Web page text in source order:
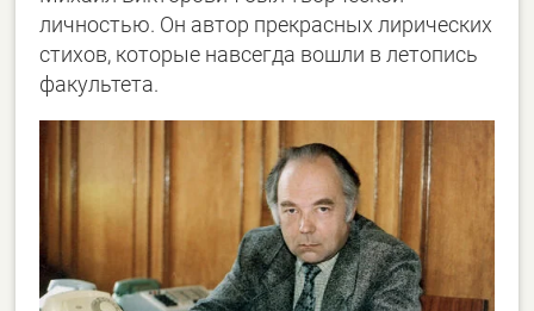
личностью. Он автор прекрасных лирических
стихов, которые навсегда вошли в летопись
факультета.